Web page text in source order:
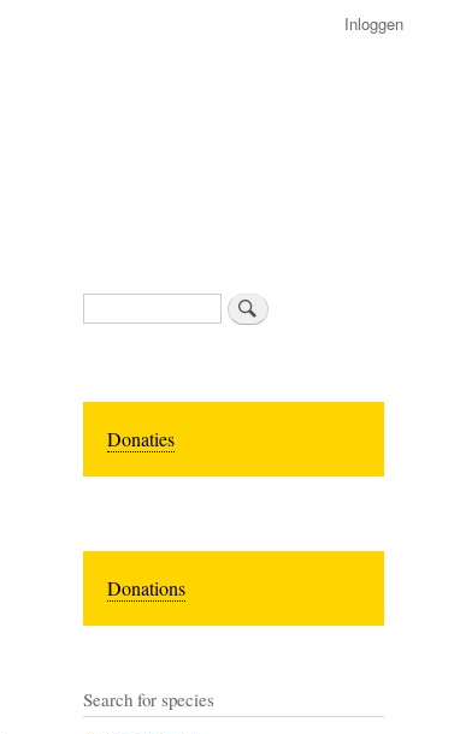
Inloggen
Zoeken
Donaties
Donations
Search for species